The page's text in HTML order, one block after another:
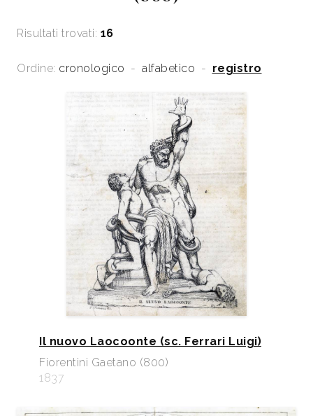
Risultati trovati: 16
Ordine: cronologico - alfabetico - registro
Il nuovo Laocoonte (sc. Ferrari Luigi)
Fiorentini Gaetano (800)
1837